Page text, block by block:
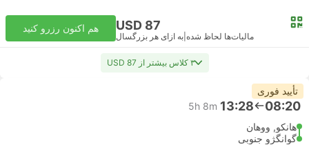
USD 87
مالیات‌ها لحاظ شده به ازای هر بزرگسال
هم اکنون رزرو کنید
۳ کلاس بیشتر از USD 87
تأیید فوری
08:20
13:28
5h 8m
هانکو, ووهان
گوانگژو جنوبی